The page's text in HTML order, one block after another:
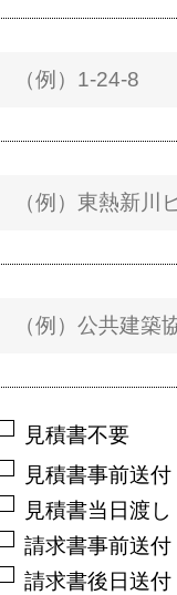
見積書不要
見積書事前送付
見積書当日渡し
請求書事前送付
請求書後日送付